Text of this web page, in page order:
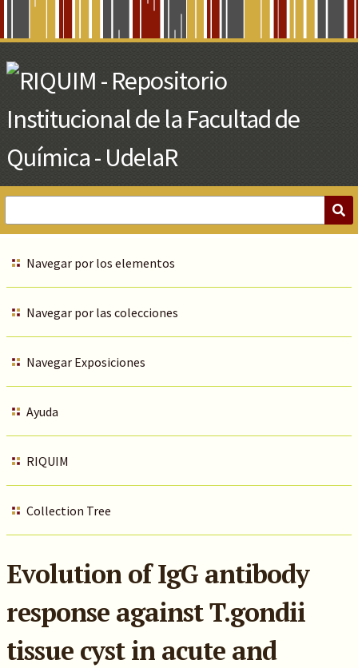
Main
Content
Navegar por los elementos
Navegar por las colecciones
Navegar Exposiciones
Ayuda
RIQUIM
Collection Tree
Evolution of IgG antibody
response against T.gondii
tissue cyst in acute and